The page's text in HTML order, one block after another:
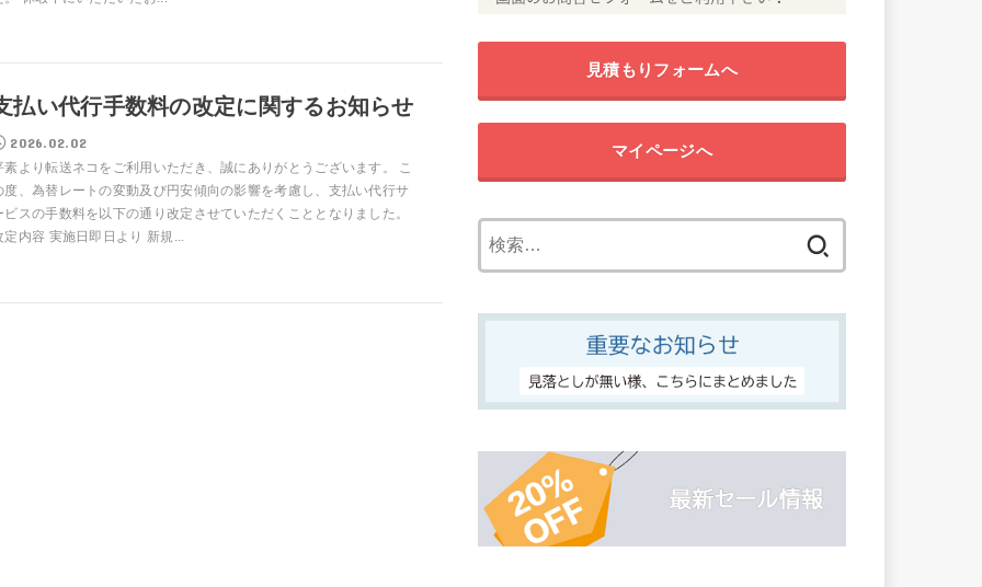
払い代行手数料の改定に関するお知らせ
2026.02.02
素より転送ネコをご利用いただき、誠にありがとうございます。 こ
度、為替レートの変動及び円安傾向の影響を考慮し、支払い代行サ
ビスの手数料を以下の通り改定させていただくこととなりました。
定内容 実施日即日より 新規...
見積もりフォームへ
マイページへ